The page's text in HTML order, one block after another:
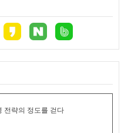
전략의 정도를 걷다